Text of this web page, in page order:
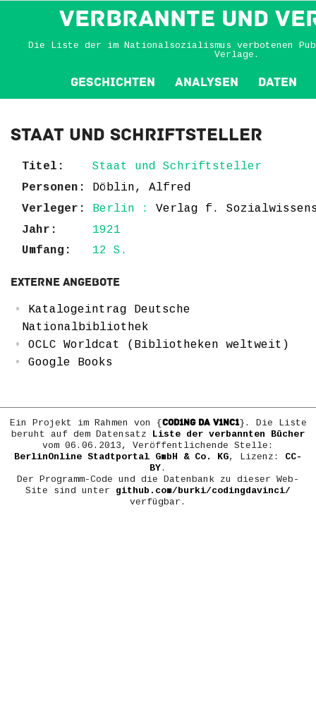
VERBRANNTE und
Die Liste der im Nationalsozialismus verbotenen
Verlage.
Geschichten Analysen Daten
Staat und Schriftsteller
Titel:
Staat und Schriftsteller
Personen:
Döblin, Alfred
Verleger:
Berlin : Verlag f.
Jahr:
1921
Umfang:
12 S.
Externe Angebote
Katalogeintrag Deutsche
Nationalbibliothek
OCLC Worldcat (Bibliotheken weltweit)
Google Books
Ein Projekt im Rahmen von {COD1NG DA V1NC1}. Die Liste
beruht auf dem Datensatz Liste der verbannten Bücher
vom 06.06.2013, Veröffentlichende Stelle:
BerlinOnline Stadtportal GmbH & Co. KG, Lizenz: CC-
BY.
Der Programm-Code und die Datenbank zu dieser Web-
Site sind unter github.com/burki/codingdavinci/
verfügbar.